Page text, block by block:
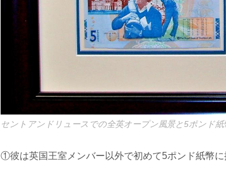
セントアンドリュースでの全英オープン風景と5ポンド紙
①彼は英国王室メンバー以外で初めて5ポンド紙幣に